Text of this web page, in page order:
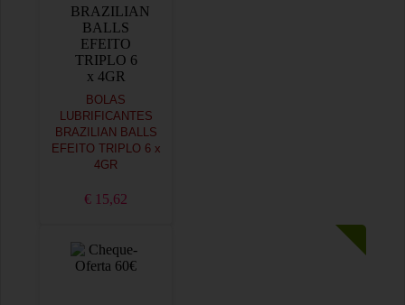
BOLAS
LUBRIFICANTES
BRAZILIAN BALLS
EFEITO TRIPLO 6 x
4GR
€ 15,62